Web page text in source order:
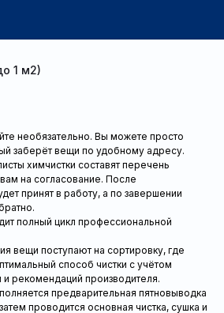
1 м2)
необязательно. Вы можете просто
заберёт вещи по удобному адресу.
химчистки составят перечень
на согласование. После
принят в работу, а по завершении
полный цикл профессиональной
вещи поступают на сортировку, где
способ чистки с учётом
и рекомендаций производителя.
предварительная пятновыводка
проводится основная чистка, сушка и